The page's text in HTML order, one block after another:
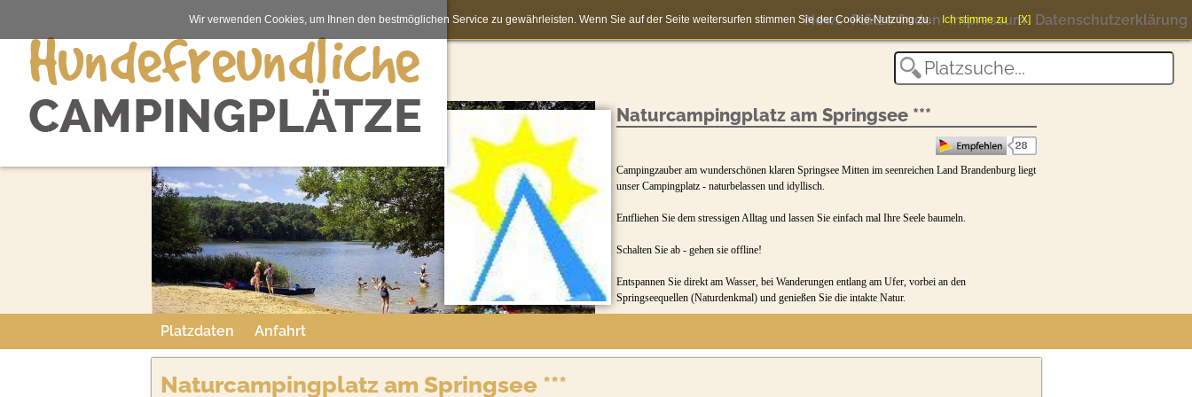
News Plätze finden Impressum Datenschutzerklärung
Naturcampingplatz am Springsee ***
Campingzauber am wunderschönen klaren Springsee Mitten im seenreichen Land Brandenburg liegt
unser Campingplatz - naturbelassen und idyllisch.
Entfliehen Sie dem stressigen Alltag und lassen Sie einfach mal Ihre Seele baumeln.
Schalten Sie ab - gehen sie offline!
Entspannen Sie direkt am Wasser, bei Wanderungen entlang am Ufer, vorbei an den
Springseequellen (Naturdenkmal) und genießen Sie die intakte Natur.
Das weitläufige Gelände bietet jedem Gast einen großzügigen Freiraum.
Platzdaten Anfahrt
Naturcampingplatz am Springsee ***
Wir verwenden Cookies, um Ihnen den bestmöglichen Service zu gewährleisten. Wenn Sie auf der Seite weitersurfen stimmen Sie der Cookie-Nutzung zu. Ich stimme zu [X]